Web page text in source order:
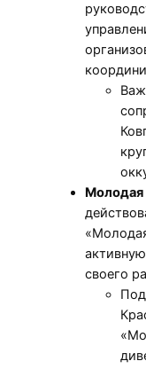
Молодая
своего